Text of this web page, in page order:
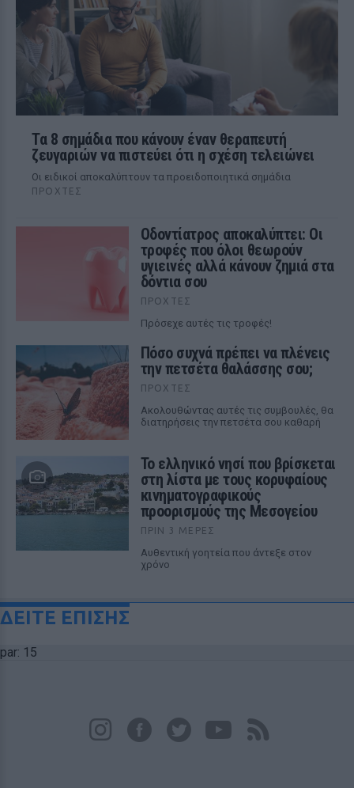
Τα 8 σημάδια που κάνουν έναν θεραπευτή
ζευγαριών να πιστεύει ότι η σχέση τελειώνει
Οι ειδικοί αποκαλύπτουν τα προειδοποιητικά σημάδια
ΠΡΟΧΤΈΣ
Οδοντίατρος αποκαλύπτει: Οι
τροφές που όλοι θεωρούν
υγιεινές αλλά κάνουν ζημιά στα
δόντια σου
ΠΡΟΧΤΈΣ
Πρόσεχε αυτές τις τροφές!
Πόσο συχνά πρέπει να πλένεις
την πετσέτα θαλάσσης σου;
ΠΡΟΧΤΈΣ
Ακολουθώντας αυτές τις συμβουλές, θα
διατηρήσεις την πετσέτα σου καθαρή
Το ελληνικό νησί που βρίσκεται
στη λίστα με τους κορυφαίους
κινηματογραφικούς
προορισμούς της Μεσογείου
ΠΡΙΝ 3 ΜΈΡΕΣ
Αυθεντική γοητεία που άντεξε στον
χρόνο
ΔΕΙΤΕ ΕΠΙΣΗΣ
par: 15